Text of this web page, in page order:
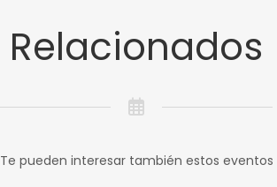
Relacionados
Te pueden interesar también estos eventos